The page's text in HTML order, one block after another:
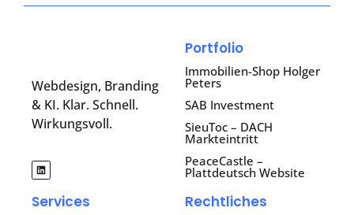
Webdesign, Branding
& KI. Klar. Schnell.
Wirkungsvoll.
Portfolio
Immobilien-Shop Holger
Peters
SAB Investment
SieuToc – DACH
Markteintritt
PeaceCastle –
Plattdeutsch Website
Services Rechtliches